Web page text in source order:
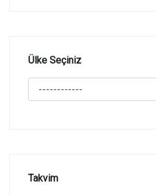
Ülke Seçiniz
Takvim